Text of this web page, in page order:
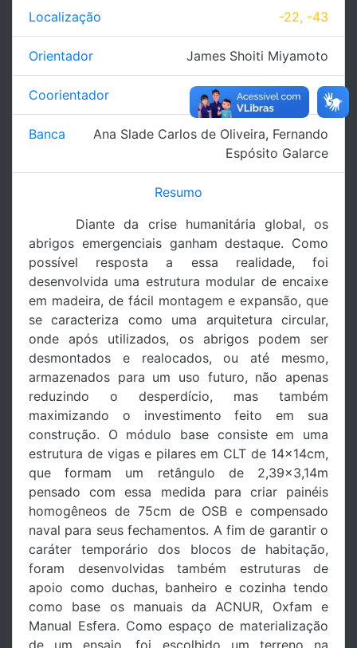
Localização -22, -43
Orientador James Shoiti Miyamoto
Coorientador .
Banca Ana Slade Carlos de Oliveira, Fernando
Espósito Galarce
Resumo
Diante da crise humanitária global, os
abrigos emergenciais ganham destaque. Como
possível resposta a essa realidade, foi
desenvolvida uma estrutura modular de encaixe
em madeira, de fácil montagem e expansão, que
se caracteriza como uma arquitetura circular,
onde após utilizados, os abrigos podem ser
desmontados e realocados, ou até mesmo,
armazenados para um uso futuro, não apenas
reduzindo o desperdício, mas também
maximizando o investimento feito em sua
construção. O módulo base consiste em uma
estrutura de vigas e pilares em CLT de 14x14cm,
que formam um retângulo de 2,39x3,14m
pensado com essa medida para criar painéis
homogêneos de 75cm de OSB e compensado
naval para seus fechamentos. A fim de garantir o
caráter temporário dos blocos de habitação,
foram desenvolvidas também estruturas de
apoio como duchas, banheiro e cozinha tendo
como base os manuais da ACNUR, Oxfam e
Manual Esfera. Como espaço de materialização
de um ensaio, foi escolhido um terreno na